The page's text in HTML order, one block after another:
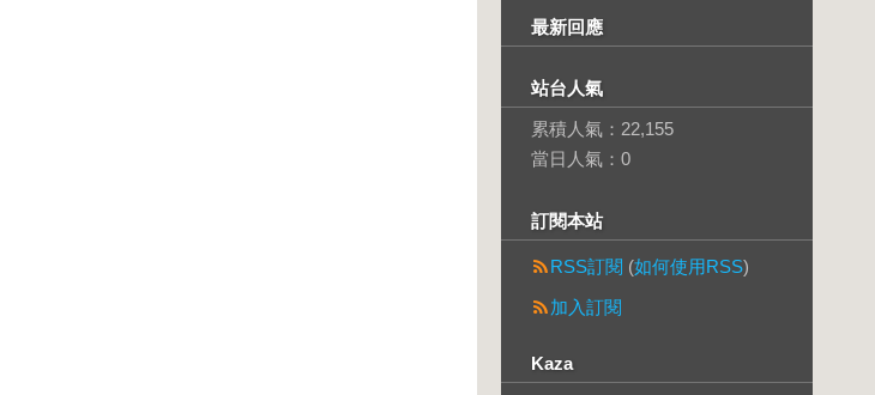
最新回應
站台人氣
累積人氣： 22,155
當日人氣： 0
訂閱本站
RSS訂閱 (如何使用RSS)
加入訂閱
Kaza